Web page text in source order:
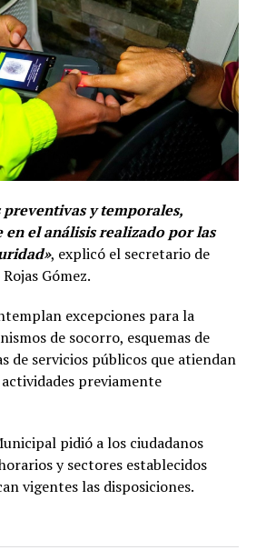
preventivas y temporales,
en el análisis realizado por las
, explicó el secretario de
Gómez.
excepciones para la
de socorro, esquemas de
de servicios públicos que atiendan
previamente
pidió a los ciudadanos
y sectores establecidos
vigentes las disposiciones.